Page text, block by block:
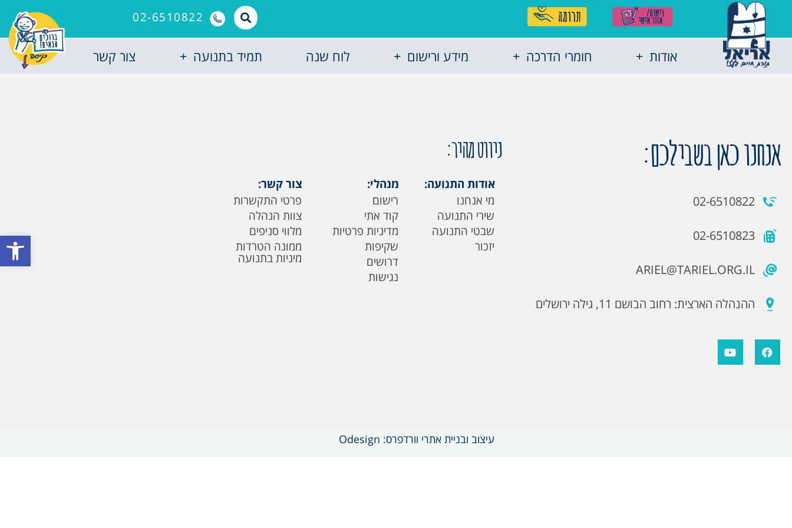
פתח
02-6510822
אודות חומרי הדרכה מידע ורישום לוח שנה תמיד בתנועה צור קשר
אנחנו כאן בשבילכם:
02-6510822
02-6510823
ARIEL@TARIEL.ORG.IL
ההנהלה הארצית: רחוב הבושם 11, גילה ירושלים
ניווט מהיר:
אודות התנועה:
מי אנחנו
שירי התנועה
שבטי התנועה
יזכור
מנהלי:
רישום
קוד אתי
מדיניות פרטיות
שקיפות
דרושים
נגישות
צור קשר:
פרטי התקשרות
צוות הנהלה
מלווי סניפים
ממונה הטרדות
מיניות בתנועה
עיצוב ובניית אתרי וורדפרס: Odesign